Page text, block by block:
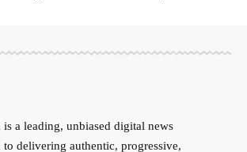
a leading, unbiased digital news
delivering authentic, progressive,